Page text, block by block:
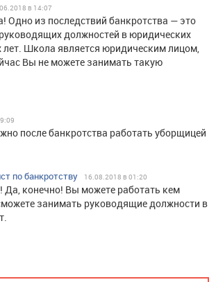
в 14:07
Одно из последствий банкротства — это
должностей в юридических
лет. Школа является юридическим лицом,
Вы не можете занимать такую
после банкротства работать уборщицей
по банкротству 16.08.2018 в 01:20
Да, конечно! Вы можете работать кем
занимать руководящие должности в